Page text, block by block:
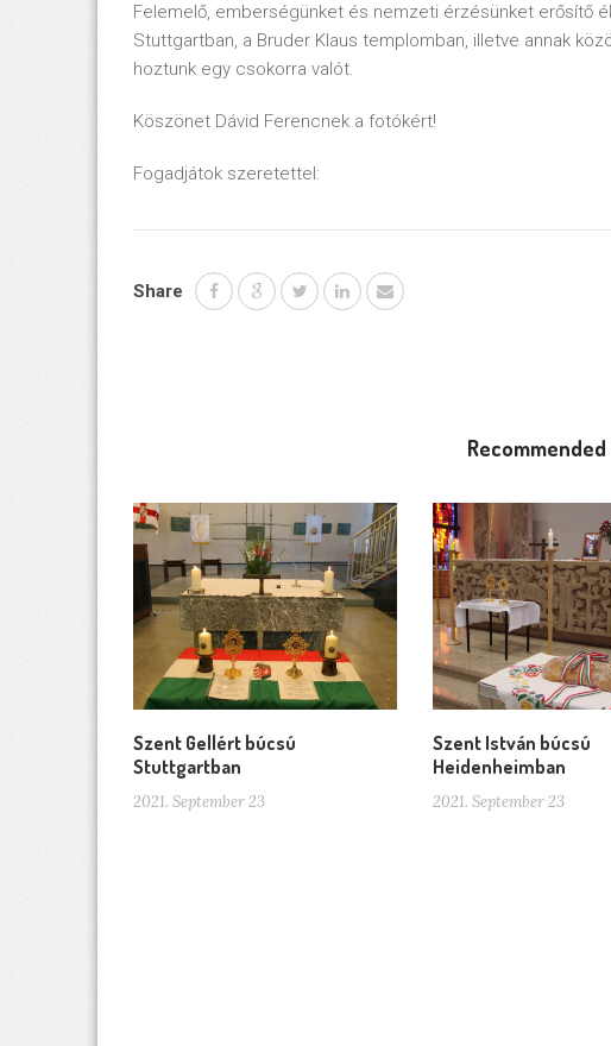
Felemelő, emberségünket és nemzeti érzésünket erősítő
Stuttgartban, a Bruder Klaus templomban, illetve annak
hoztunk egy csokorra valót.
Köszönet Dávid Ferencnek a fotókért!
Fogadjátok szeretettel:
Share
Szent Gellért búcsú
Stuttgartban
2021. September 23
Szent István búcsú
Heidenheimban
2021. September 23